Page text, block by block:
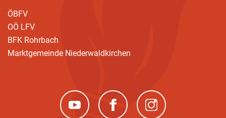
ÖBFV
OÖ LFV
BFK Rohrbach
Marktgemeinde Niederwaldkirchen
(neues Fenster)(neues Fenster)(neues Fenster)